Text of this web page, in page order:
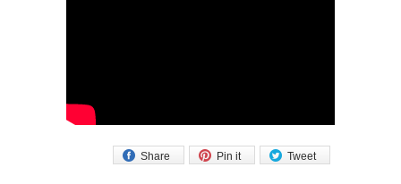
Tweet
Pin it
Share